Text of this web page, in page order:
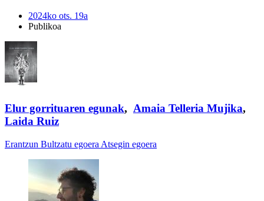
2024ko ots. 19a
Publikoa
Elur gorrituaren egunak, Amaia Telleria Mujika,
Laida Ruiz
Erantzun Bultzatu egoera Atsegin egoera